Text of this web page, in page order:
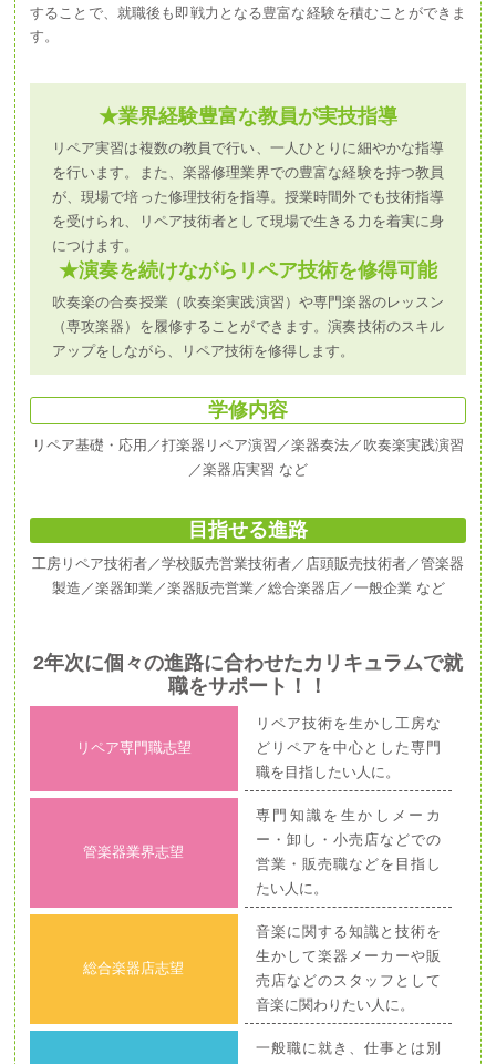
することで、就職後も即戦力となる豊富な経験を積むことができま
す。
★業界経験豊富な教員が実技指導
リペア実習は複数の教員で行い、一人ひとりに細やかな指導
を行います。また、楽器修理業界での豊富な経験を持つ教員
が、現場で培った修理技術を指導。授業時間外でも技術指導
を受けられ、リペア技術者として現場で生きる力を着実に身
につけます。
★演奏を続けながらリペア技術を修得可能
吹奏楽の合奏授業（吹奏楽実践演習）や専門楽器のレッスン
（専攻楽器）を履修することができます。演奏技術のスキル
アップをしながら、リペア技術を修得します。
学修内容
リペア基礎・応用／打楽器リペア演習／楽器奏法／吹奏楽実践演習
／楽器店実習 など
目指せる進路
工房リペア技術者／学校販売営業技術者／店頭販売技術者／管楽器
製造／楽器卸業／楽器販売営業／総合楽器店／一般企業 など
2年次に個々の進路に合わせたカリキュラムで就
職をサポート！！
リペア専門職志望
リペア技術を生かし工房な
どリペアを中心とした専門
職を目指したい人に。
管楽器業界志望
専門知識を生かしメーカ
ー・卸し・小売店などでの
営業・販売職などを目指し
たい人に。
総合楽器店志望
音楽に関する知識と技術を
生かして楽器メーカーや販
売店などのスタッフとして
音楽に関わりたい人に。
一般職に就き、仕事とは別